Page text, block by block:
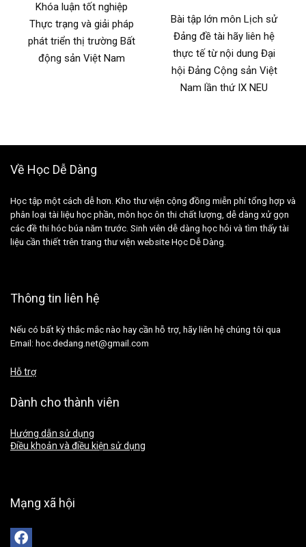
Khóa luận tốt nghiệp
Thực trạng và giải pháp
phát triển thị trường Bất
động sản Việt Nam
Bài tập lớn môn Lịch sử
Đảng đề tài hãy liên hệ
thực tế từ nội dung Đại
hội Đảng Cộng sản Việt
Nam lần thứ IX NEU
Về Học Dễ Dàng
Học tập một cách dễ hơn. Kho thư viện cộng đồng miễn phí tổng hợp và
phân loại tài liệu học phần, môn học ôn thi chất lượng, dễ dàng xử gọn
các đề thi hóc búa năm trước. Sinh viên dễ dàng học hỏi và tìm thấy tài
liệu cần thiết trên trang thư viện website Học Dễ Dàng.
Thông tin liên hệ
Nếu có bất kỳ thắc mắc nào hay cần hỗ trợ, hãy liên hệ chúng tôi qua
Email: hoc.dedang.net@gmail.com
Hỗ trợ
Dành cho thành viên
Hướng dẫn sử dụng
Điều khoản và điều kiện sử dụng
Mạng xã hội